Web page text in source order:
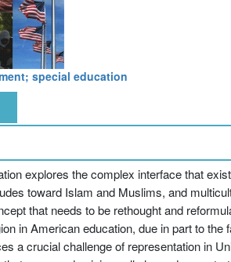
special education
explores the complex interface that
toward Islam and Muslims, and
that needs to be rethought and
in American education, due in part to
a crucial challenge of representation in